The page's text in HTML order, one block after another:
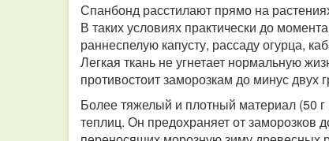
Спанбонд расстилают прямо на
В таких условиях практически до
раннеспелую капусту, рассаду огурца,
Легкая ткань не угнетает нормальную
противостоит заморозкам до минус двух
Более тяжелый и плотный материал (50 г
теплиц. Он предохраняет от заморозков